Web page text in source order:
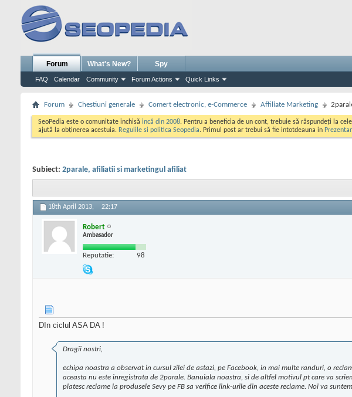
Forum
FAQ Calendar Community Forum Actions Quick Links
What's New? Spy
Forum Chestiuni generale Comert electronic, e-Commerce Affiliate Marketing
SeoPedia este o comunitate inchisă incă din 2008. Pentru a beneficia de un cont, trebuie să răspundeți la
ajută la obținerea acestuia. Regulile si politica Seopedia. Primul post ar trebui să fie intotdeauna in
Subiect: 2parale, afiliatii si marketingul afiliat
18th April 2013, 22:17
Robert
Ambasador
Reputatie: 98
DIn ciclul ASA DA !
Dragii nostri,
echipa noastra a observat in cursul zilei de astazi, pe Facebook, in mai multe randuri, o
aceasta nu este inregistrata de 2parale. Banuiala noastra, si de altfel motivul pt care va
platesc reclame la produsele Sevy pe FB sa verifice link-urile din aceste reclame. Noi va